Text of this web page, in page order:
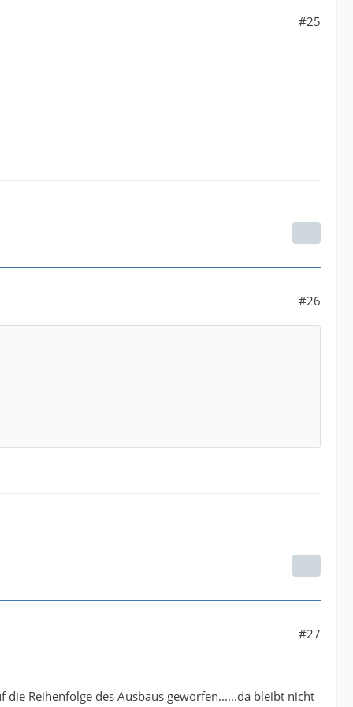
#25
#26
#27
die Reihenfolge des Ausbaus geworfen......da bleibt nicht